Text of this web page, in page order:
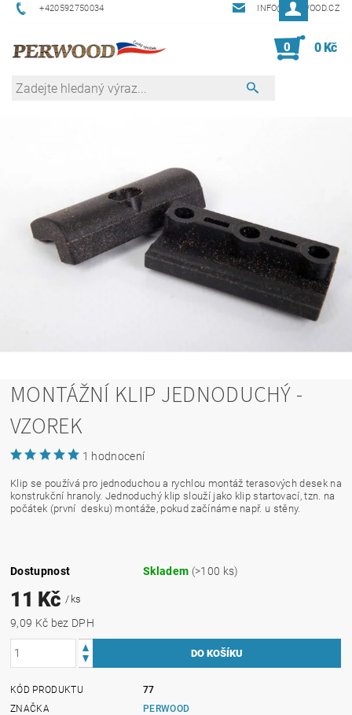
+420592750034 INFO@PERWOOD.CZ
0 0 Kč
MONTÁŽNÍ KLIP JEDNODUCHÝ -
VZOREK
1 hodnocení
Klip se používá pro jednoduchou a rychlou montáž terasových desek na
konstrukční hranoly. Jednoduchý klip slouží jako klip startovací, tzn. na
počátek (první desku) montáže, pokud začínáme např. u stěny.
Dostupnost Skladem (>100 ks)
11 Kč/ ks
9,09 Kč bez DPH
KÓD PRODUKTU
77
ZNAČKA
PERWOOD